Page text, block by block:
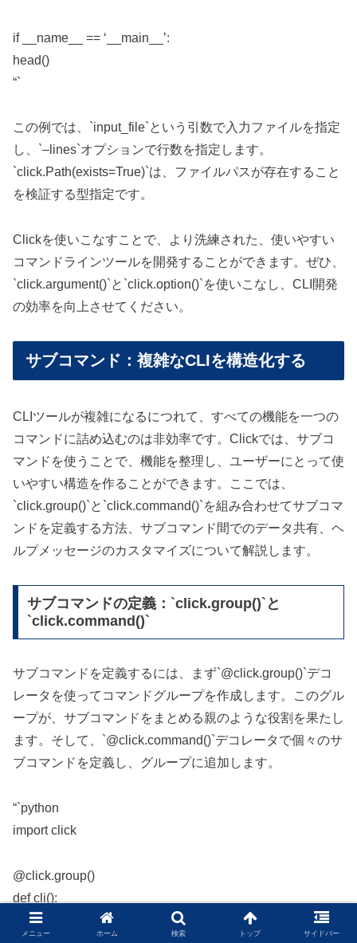
if __name__ == ‘__main__’:
head()
“`
この例では、`input_file`という引数で入力ファイルを指定
し、`–lines`オプションで行数を指定します。
`click.Path(exists=True)`は、ファイルパスが存在すること
を検証する型指定です。
Clickを使いこなすことで、より洗練された、使いやすい
コマンドラインツールを開発することができます。ぜひ、
`click.argument()`と`click.option()`を使いこなし、CLI開発
の効率を向上させてください。
サブコマンド：複雑なCLIを構造化する
CLIツールが複雑になるにつれて、すべての機能を一つの
コマンドに詰め込むのは非効率です。Clickでは、サブコ
マンドを使うことで、機能を整理し、ユーザーにとって使
いやすい構造を作ることができます。ここでは、
`click.group()`と`click.command()`を組み合わせてサブコマ
ンドを定義する方法、サブコマンド間でのデータ共有、ヘ
ルプメッセージのカスタマイズについて解説します。
サブコマンドの定義：`click.group()`と
`click.command()`
サブコマンドを定義するには、まず`@click.group()`デコ
レータを使ってコマンドグループを作成します。このグル
ープが、サブコマンドをまとめる親のような役割を果たし
ます。そして、`@click.command()`デコレータで個々のサ
ブコマンドを定義し、グループに追加します。
“`python
import click
@click.group()
def cli():
“””シンプルなCLIツール”””
メニュー ホーム 検索 トップ サイドバー